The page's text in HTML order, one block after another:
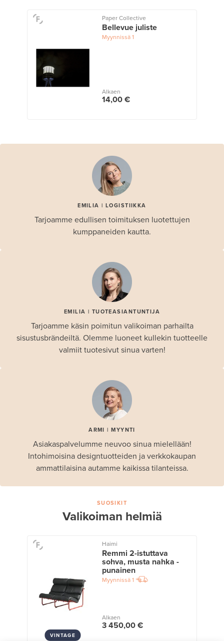
Paper Collective
Bellevue juliste
Myynnissä1
Alkaen
14,00 €
EMILIA | LOGISTIIKKA
Tarjoamme edullisen toimituksen luotettujen
kumppaneiden kautta.
EMILIA | TUOTEASIANTUNTIJA
Tarjoamme käsin poimitun valikoiman parhailta
sisustusbrändeiltä. Olemme luoneet kullekin tuotteelle
valmiit tuotesivut sinua varten!
ARMI | MYYNTI
Asiakaspalvelumme neuvoo sinua mielellään!
Intohimoisina designtuotteiden ja verkkokaupan
ammattilaisina autamme kaikissa tilanteissa.
SUOSIKIT
Valikoiman helmiä
VINTAGE
Haimi
Remmi 2-istuttava
sohva, musta nahka -
punainen
Myynnissä1
Alkaen
3 450,00 €